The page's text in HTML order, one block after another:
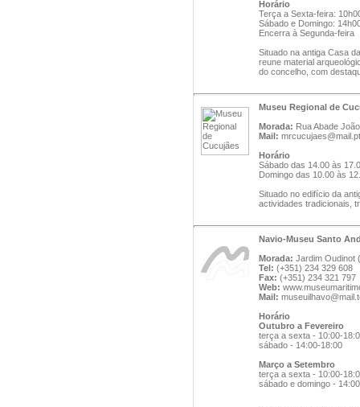
Horário
Terça a Sexta-feira:
Sábado e Domingo:
Encerra à Segunda-feira
Situado na antiga Casa
reune material
do concelho, com
Museu Regional de
Morada: Rua Abade
Mail: mrcucujaes@mail.pt
Horário
Sábado das 14.00 às
Domingo das 10.00 às
Situado no edifício da
actividades tradicionais,
Navio-Museu Santo
Morada: Jardim Oudinot
Tel: (+351) 234 329 608
Fax: (+351) 234 321 797
Web:
Mail:
Horário
Outubro a Fevereiro
terça a sexta - 10:00-
sábado - 14:00-18:00
Março a Setembro
terça a sexta - 10:00-
sábado e domingo -